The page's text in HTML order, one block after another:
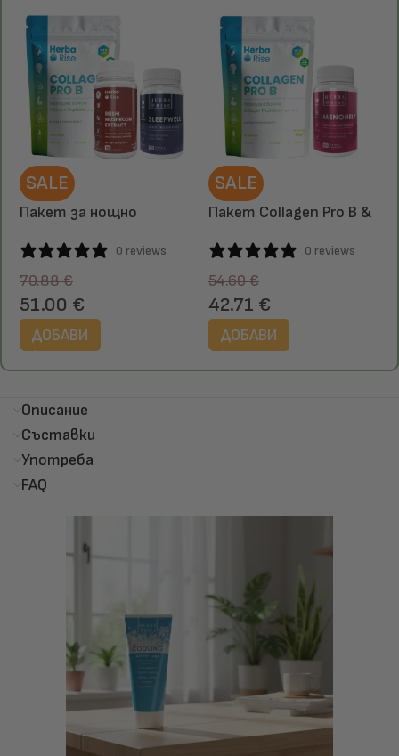
SALE
Пакет за нощно
Collagen PRO B, Рейши &
Sleepwell
0 reviews
70.88€
51.00 €
ДОБАВИ
SALE
Пакет Collagen Pro B &
стави и хормонален
баланс
0 reviews
54.60€
42.71 €
ДОБАВИ
Описание
Съставки
Употреба
FAQ